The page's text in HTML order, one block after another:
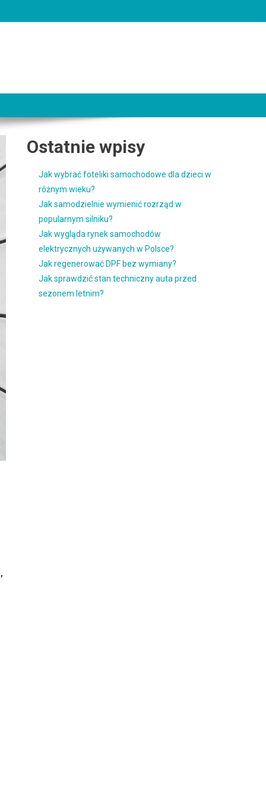
Ostatnie wpisy
Jak wybrać foteliki samochodowe dla dzieci w
różnym wieku?
Jak samodzielnie wymienić rozrząd w
popularnym silniku?
Jak wygląda rynek samochodów
elektrycznych używanych w Polsce?
Jak regenerować DPF bez wymiany?
Jak sprawdzić stan techniczny auta przed
sezonem letnim?